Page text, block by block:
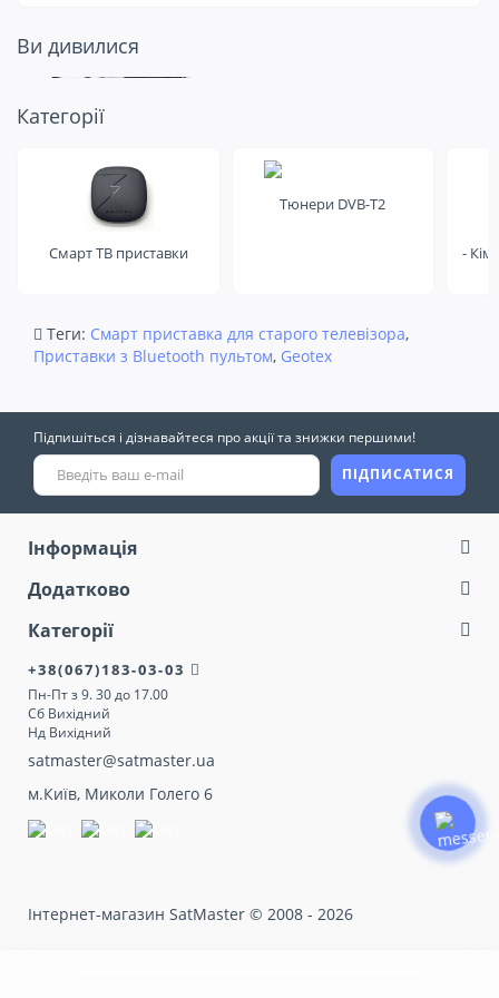
Ви дивилися
Подивіться ще
на це
Категорії
Смарт ТВ приставки
Тюнери DVB-T2
-
Теги: Смарт приставка для старого телевізора,
Приставки з Bluetooth пультом, Geotex
Підпишіться і дізнавайтеся про акції та знижки першими!
ПІДПИСАТИСЯ
Інформація
Додатково
Категорії
+38(067)183-03-03
Пн-Пт з 9. 30 до 17.00
Сб Вихідний
Нд Вихідний
satmaster@satmaster.ua
м.Київ, Миколи Голего 6
Інтернет-магазин SatMaster © 2008 - 2026